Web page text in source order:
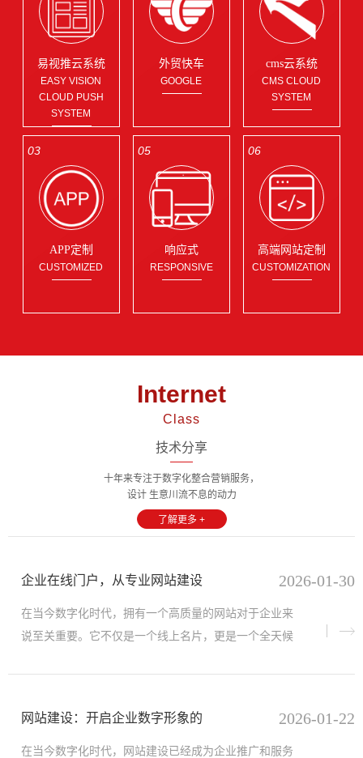
易视推云系统
EASY VISION
CLOUD PUSH
SYSTEM
外贸快车
GOOGLE
cms云系统
CMS CLOUD
SYSTEM
03
APP定制
CUSTOMIZED
05
响应式
RESPONSIVE
06
高端网站定制
CUSTOMIZATION
Internet
Class
技术分享
十年来专注于数字化整合营销服务，
设计 生意川流不息的动力
了解更多 +
企业在线门户，从专业网站建设 2026-01-30
在当今数字化时代，拥有一个高质量的网站对于企业来
说至关重要。它不仅是一个线上名片，更是一个全天候
网站建设：开启企业数字形象的 2026-01-22
在当今数字化时代，网站建设已经成为企业推广和服务